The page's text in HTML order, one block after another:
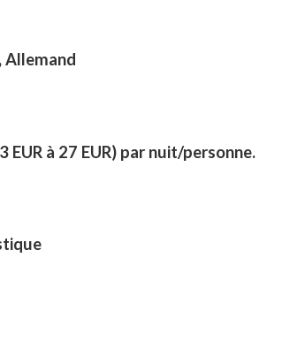
Allemand
EUR à 27 EUR) par nuit/personne.